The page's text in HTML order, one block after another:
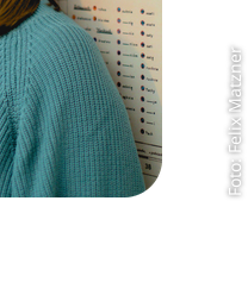
Foto: Felix Matzner